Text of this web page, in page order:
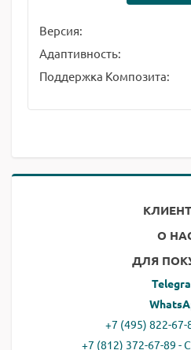
Версия:
Адаптивность:
Поддержка Композита:
О
ДЛЯ
+7 (495) 822-
+7 (812) 372-67-89 -